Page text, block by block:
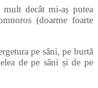
decât mi-aș putea
(doarme foarte
pe sâni, pe burtă
de pe sâni și de pe